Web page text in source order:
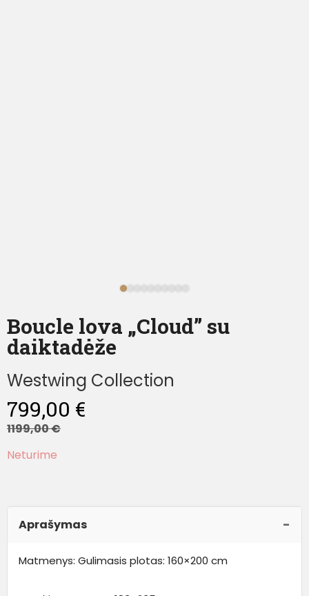
Boucle lova „Cloud” su
daiktadėže
Westwing Collection
799,00 €
1199,00€
Neturime
Aprašymas
Matmenys: Gulimasis plotas: 160×200 cm